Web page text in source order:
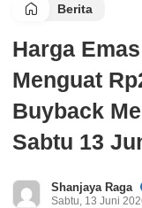
Berita
Harga
Menguat
Buyback
Sabtu 13
Shanjaya Raga
Sabtu, 13 Juni